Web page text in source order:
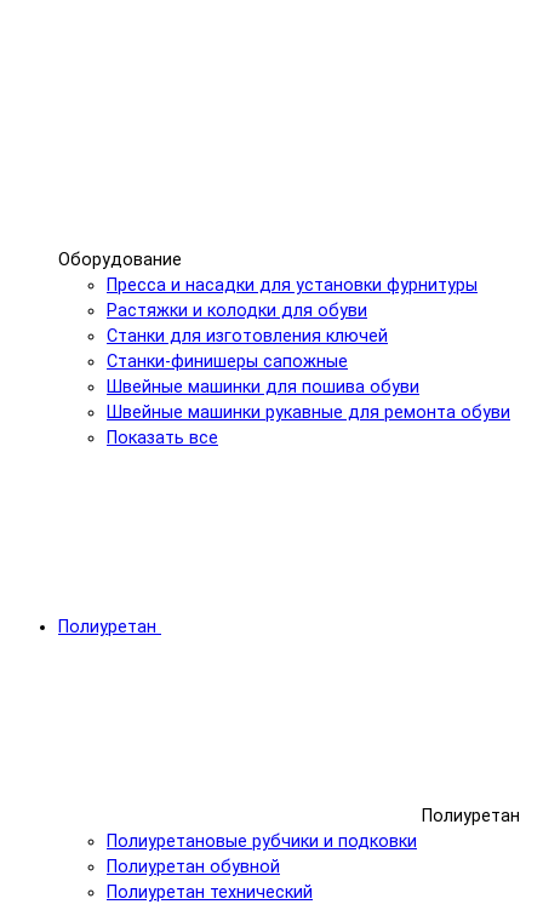
Оборудование
Пресса и насадки для установки фурнитуры
Растяжки и колодки для обуви
Станки для изготовления ключей
Станки-финишеры сапожные
Швейные машинки для пошива обуви
Швейные машинки рукавные для ремонта обуви
Показать все
Полиуретан
Полиуретан
Полиуретановые рубчики и подковки
Полиуретан обувной
Полиуретан технический